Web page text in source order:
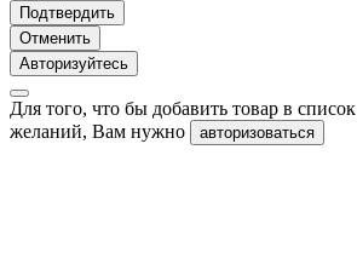
Подтвердить
Отменить
Авторизуйтесь
Для того, что бы добавить товар в список
желаний, Вам нужно
авторизоваться